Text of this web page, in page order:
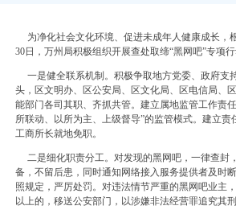
）
为净化社会文化环境、促进未成年人健康成长，
30日，万州局积极组织开展查处取缔“黑网吧”专项行
一是健全联系机制。积极争取地方党委、政府支
头，区文明办、区公安局、区文化局、区电信局、
能部门各司其职、齐抓共管。建立属地监管工作责
所联动、以所为主、上级督导”的监管模式。建立
工商所长就地免职。
二是细化职责分工。对发现的黑网吧，一律查封
备，不留后患，同时通知网络接入服务提供者及时
照规定，严厉处罚。对违法情节严重的黑网吧业主
以上的，移送公安部门，以涉嫌非法经营罪追究其刑